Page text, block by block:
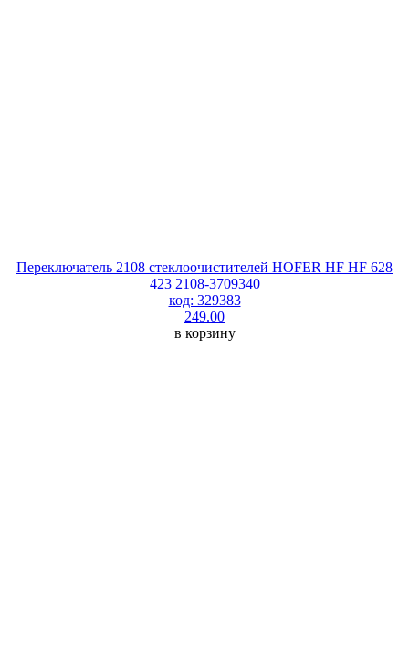
Переключатель 2108 стеклоочистителей HOFER HF HF 628
423 2108-3709340
код: 329383
249.00
в корзину